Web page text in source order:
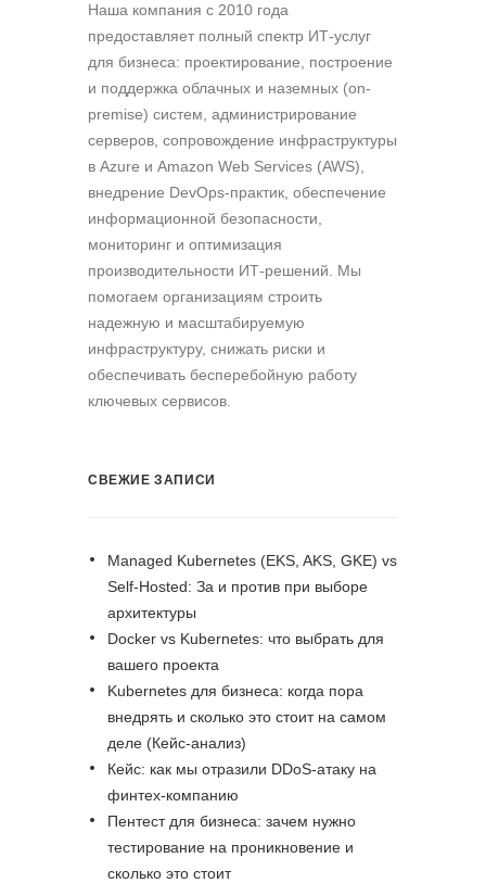
Наша компания c 2010 года
предоставляет полный спектр ИТ-услуг
для бизнеса: проектирование, построение
и поддержка облачных и наземных (on-
premise) систем, администрирование
серверов, сопровождение инфраструктуры
в Azure и Amazon Web Services (AWS),
внедрение DevOps-практик, обеспечение
информационной безопасности,
мониторинг и оптимизация
производительности ИТ-решений. Мы
помогаем организациям строить
надежную и масштабируемую
инфраструктуру, снижать риски и
обеспечивать бесперебойную работу
ключевых сервисов.
СВЕЖИЕ ЗАПИСИ
Managed Kubernetes (EKS, AKS, GKE) vs
Self-Hosted: За и против при выборе
архитектуры
Docker vs Kubernetes: что выбрать для
вашего проекта
Kubernetes для бизнеса: когда пора
внедрять и сколько это стоит на самом
деле (Кейс-анализ)
Кейс: как мы отразили DDoS-атаку на
финтех-компанию
Пентест для бизнеса: зачем нужно
тестирование на проникновение и
сколько это стоит